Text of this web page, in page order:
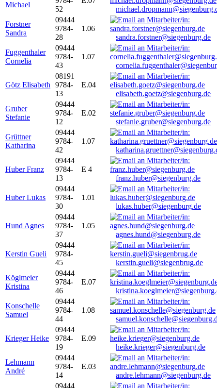
Michael
52
Forstner
Sandra
09444
9784-
28
1.06
sandra.forstner@siegenburg.de
Fuggenthaler
Cornelia
09444
9784-
43
1.07
Götz Elisabeth
08191
9784-
13
E.04
elisabeth.goetz@siegenburg.de
Gruber
Stefanie
09444
9784-
12
E.02
stefanie.gruber@siegenburg.de
Grüttner
Katharina
09444
9784-
42
1.07
Huber Franz
09444
9784-
13
E 4
franz.huber@siegenburg.de
Huber Lukas
09444
9784-
30
1.01
lukas.huber@siegenburg.de
Hund Agnes
09444
9784-
37
1.05
agnes.hund@siegenburg.de
Kerstin Gueli
09444
9784-
45
kerstin.gueli@siegenbrug.de
Köglmeier
Kristina
09444
9784-
46
E.07
Konschelle
Samuel
09444
9784-
44
1.08
Krieger Heike
09444
9784-
19
E.09
heike.krieger@siegenburg.de
Lehmann
André
09444
9784-
14
E.03
andre.lehmann@siegenburg.de
09444